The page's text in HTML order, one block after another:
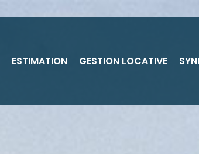
ESTIMATION GESTION LOCATIVE